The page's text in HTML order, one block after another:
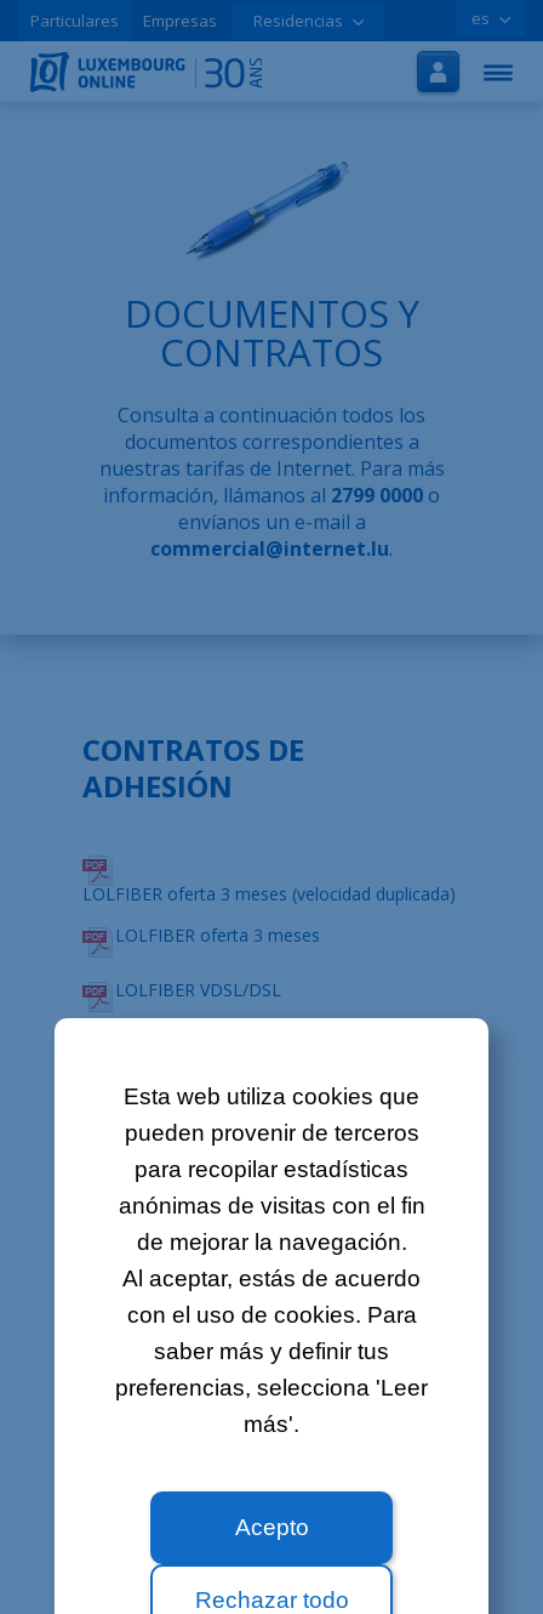
Inicio
Móvil
Promociones
Contratar online
LOLCLOUD
Folleto
Aviso legal
Esta web utiliza cookies que
pueden provenir de terceros
para recopilar estadísticas
anónimas de visitas con el fin
de mejorar la navegación.
Al aceptar, estás de acuerdo
con el uso de cookies. Para
saber más y definir tus
preferencias, selecciona 'Leer
más'.
Acepto
Rechazar todo
Particulares Empresas Residencias es
DOCUMENTOS Y
CONTRATOS
Consulta a continuación todos los
documentos correspondientes a
nuestras tarifas de Internet. Para más
información, llámanos al 2799 0000 o
envíanos un e-mail a
commercial@internet.lu.
CONTRATOS DE
ADHESIÓN
LOLFIBER oferta 3 meses (velocidad duplicada)
LOLFIBER oferta 3 meses
LOLFIBER VDSL/DSL
CONDICIONES GENERALES
Y AVISO LEGAL
Condiciones generales (nueva versión
desde el 31/03/2023)
Condiciones particulares servicios de
Internet fibra óptica (nueva versión desde
el 27/06/2019)
Condiciones particulares servicios de
Internet ADSL y VDSL (nueva versión
desde el 27/06/2019)
Condiciones particulares teléfono fijo
(nueva versión desde el )
Condiciones particulares móvil (nueva
versión desde el 15/06/2017)